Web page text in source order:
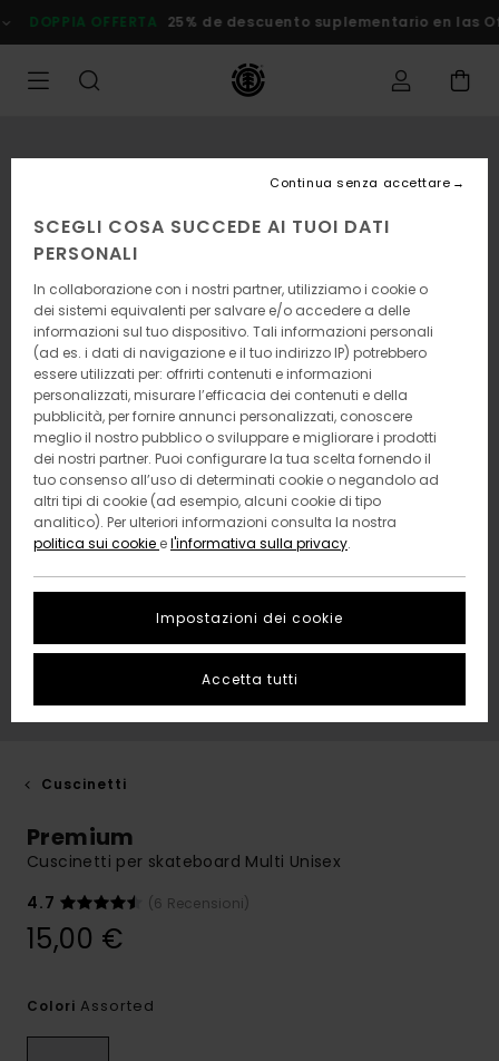
alle
informazioni
prodotto
OFFERTA 25% de descuento suplementario en las
Cuscinetti
Premium
Cuscinetti per skateboard Multi Unisex
4.7
(6 Recensioni)
15,00 €
Colori Assorted
SCEGLI COSA SUCCEDE AI TUOI DATI
PERSONALI
In collaborazione con i nostri partner, utilizziamo i cookie o
dei sistemi equivalenti per salvare e/o accedere a delle
informazioni sul tuo dispositivo. Tali informazioni personali
(ad es. i dati di navigazione e il tuo indirizzo IP) potrebbero
essere utilizzati per: offrirti contenuti e informazioni
personalizzati, misurare l’efficacia dei contenuti e della
pubblicità, per fornire annunci personalizzati, conoscere
meglio il nostro pubblico o sviluppare e migliorare i prodotti
dei nostri partner. Puoi configurare la tua scelta fornendo il
tuo consenso all’uso di determinati cookie o negandolo ad
altri tipi di cookie (ad esempio, alcuni cookie di tipo
analitico). Per ulteriori informazioni consulta la nostra
politica sui cookie el'informativa sulla privacy.
Impostazioni dei cookie
Continua senza accettare
Accetta tutti